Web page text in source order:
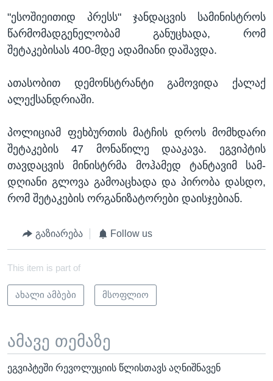
"ესოშიეითიდ პრესს" ჯანდაცვის სამინისტროს
წარმომადგენელობამ განუცხადა, რომ
შეტაკებისას 400-მდე ადამიანი დაშავდა.
ათასობით დემონსტრანტი გამოვიდა ქალაქ
ალექსანდრიაში.
პოლიციამ ფეხბურთის მატჩის დროს მომხდარი
შეტაკების 47 მონაწილე დააკავა. ეგვიპტის
თავდაცვის მინისტრმა მოჰამედ ტანტავიმ სამ-
დღიანი გლოვა გამოაცხადა და პირობა დასდო,
რომ შეტაკების ორგანიზატორები დაისჯებიან.
გაზიარება Follow us
This item is part of
ახალი ამბები მსოფლიო
ამავე თემაზე
ეგვიპტეში რევოლუციის წლისთავს აღნიშნავენ